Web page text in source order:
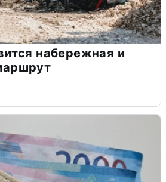
набережная и